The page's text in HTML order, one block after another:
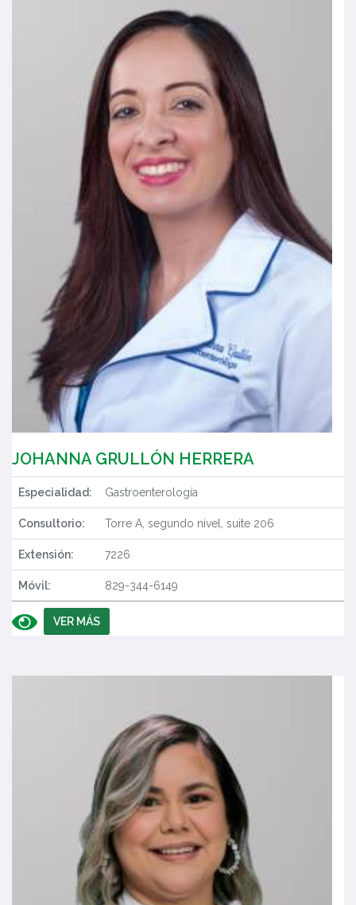
JOHANNA GRULLÓN HERRERA
Especialidad: Gastroenterología
Consultorio: Torre A, segundo nivel, suite 206
Extensión: 7226
Móvil: 829-344-6149
VER MÁS